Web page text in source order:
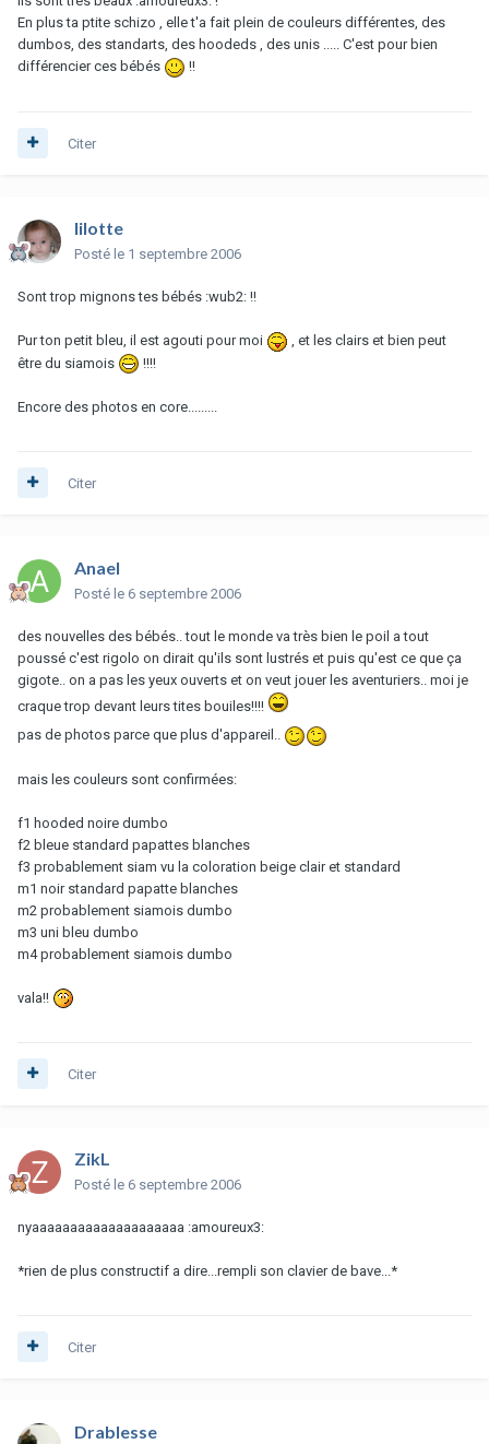
En plus ta ptite schizo , elle t'a fait plein de couleurs différentes, des
dumbos, des standarts, des hoodeds , des unis ..... C'est pour bien
différencier ces bébés
!!
Citer
lilotte
Posté le 1 septembre 2006
Sont trop mignons tes bébés :wub2: !!
Pur ton petit bleu, il est agouti pour moi
, et les clairs et bien peut
être du siamois
!!!!
Encore des photos en core.........
Citer
Anael
Posté le 6 septembre 2006
des nouvelles des bébés.. tout le monde va très bien le poil a tout
poussé c'est rigolo on dirait qu'ils sont lustrés et puis qu'est ce que ça
gigote.. on a pas les yeux ouverts et on veut jouer les aventuriers.. moi je
craque trop devant leurs tites bouiles!!!!
pas de photos parce que plus d'appareil..
mais les couleurs sont confirmées:
f1 hooded noire dumbo
f2 bleue standard papattes blanches
f3 probablement siam vu la coloration beige clair et standard
m1 noir standard papatte blanches
m2 probablement siamois dumbo
m3 uni bleu dumbo
m4 probablement siamois dumbo
vala!!
Citer
ZikL
Posté le 6 septembre 2006
nyaaaaaaaaaaaaaaaaaaaa :amoureux3:
*rien de plus constructif a dire...rempli son clavier de bave...*
Citer
Drablesse